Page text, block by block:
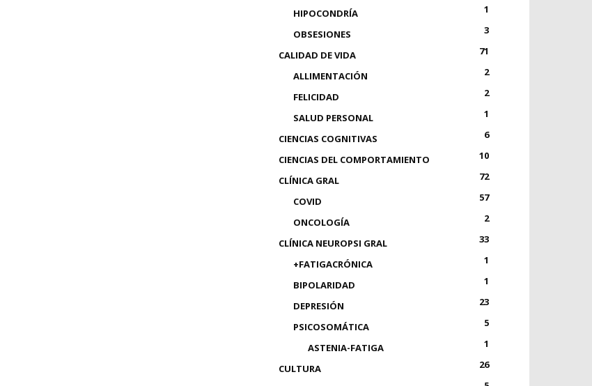
HIPOCONDRÍA
1
OBSESIONES
3
CALIDAD DE VIDA
71
ALLIMENTACIÓN
2
FELICIDAD
2
SALUD PERSONAL
1
CIENCIAS COGNITIVAS
6
CIENCIAS DEL COMPORTAMIENTO
10
CLÍNICA GRAL
72
COVID
57
ONCOLOGÍA
2
CLÍNICA NEUROPSI GRAL
33
+FATIGACRÓNICA
1
BIPOLARIDAD
1
DEPRESIÓN
23
PSICOSOMÁTICA
5
ASTENIA-FATIGA
1
CULTURA
26